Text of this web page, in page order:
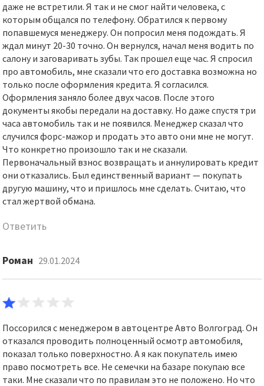
даже не встретили. Я так и не смог найти человека, с
которым общался по телефону. Обратился к первому
попавшемуся менеджеру. Он попросил меня подождать. Я
ждал минут 20-30 точно. Он вернулся, начал меня водить по
салону и заговаривать зубы. Так прошел еще час. Я спросил
про автомобиль, мне сказали что его доставка возможна но
только после оформления кредита. Я согласился.
Оформления заняло более двух часов. После этого
документы якобы передали на доставку. Но даже спустя три
часа автомобиль так и не появился. Менеджер сказал что
случился форс-мажор и продать это авто они мне не могут.
Что конкретно произошло так и не сказали.
Первоначальный взнос возвращать и аннулировать кредит
они отказались. Был единственный вариант — покупать
другую машину, что и пришлось мне сделать. Считаю, что
стал жертвой обмана.
Ответить
Роман 29.01.2024
Поссорился с менеджером в автоцентре Авто Волгоград. Он
отказался проводить полноценный осмотр автомобиля,
показал только поверхностно. А я как покупатель имею
право посмотреть все. Не семечки на базаре покупаю все
таки. Мне сказали что по правилам это не положено. Но что